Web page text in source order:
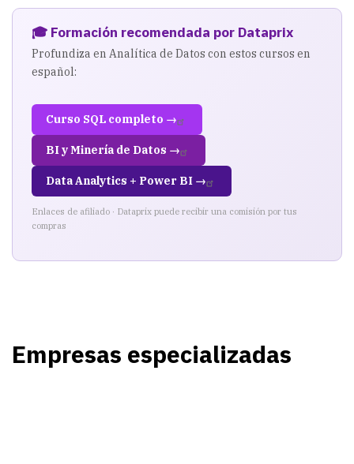
🎓 Formación recomendada por Dataprix
Profundiza en Analítica de Datos con estos cursos en
español:
Curso SQL completo →
BI y Minería de Datos →
Data Analytics + Power BI →
Enlaces de afiliado · Dataprix puede recibir una comisión por tus
compras
Empresas especializadas